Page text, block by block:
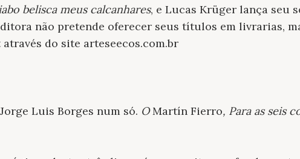
belisca meus calcanhares, e Lucas Krüger lança seu
não pretende oferecer seus títulos em livrarias,
do site arteseecos.com.br
Luis Borges num só. OMartín Fierro, Para as seis